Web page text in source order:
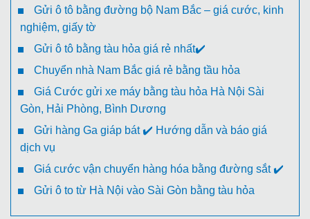
Gửi ô tô bằng đường bộ Nam Bắc – giá cước, kinh
nghiệm, giấy tờ
Gửi ô tô bằng tàu hỏa giá rẻ nhất✔️
Chuyển nhà Nam Bắc giá rẻ bằng tầu hỏa
Giá Cước gửi xe máy bằng tàu hỏa Hà Nội Sài
Gòn, Hải Phòng, Bình Dương
Gửi hàng Ga giáp bát ✔️ Hướng dẫn và báo giá
dịch vụ
Giá cước vận chuyển hàng hóa bằng đường sắt ✔️
Gửi ô to từ Hà Nội vào Sài Gòn bằng tàu hỏa